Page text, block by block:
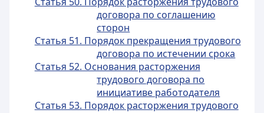
договора по соглашению
сторон
Статья 51. Порядок прекращения трудового
договора по истечении срока
Статья 52. Основания расторжения
трудового договора по
инициативе работодателя
Статья 53. Порядок расторжения трудового